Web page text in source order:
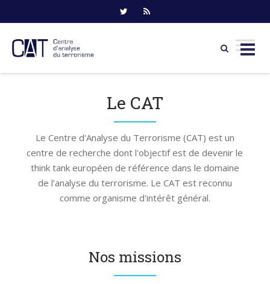
Le CAT
Le Centre d'Analyse du Terrorisme (CAT) est un
centre de recherche dont l'objectif est de devenir le
think tank européen de référence dans le domaine
de l'analyse du terrorisme. Le CAT est reconnu
comme organisme d'intérêt général.
Nos missions